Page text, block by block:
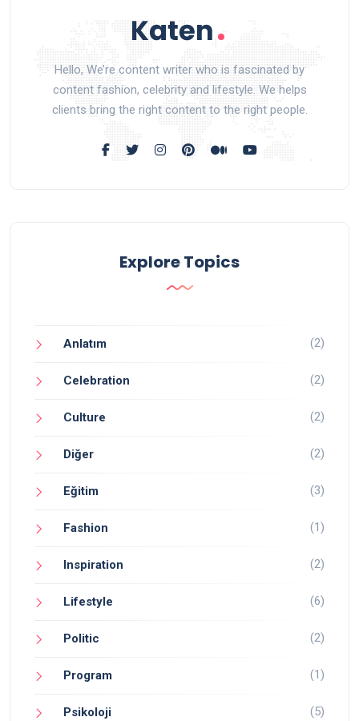
Hello, We’re content writer who is fascinated by
content fashion, celebrity and lifestyle. We helps
clients bring the right content to the right people.
Explore Topics
Anlatım (2)
Celebration (2)
Culture (2)
Diğer (2)
Eğitim (3)
Fashion (1)
Inspiration (2)
Lifestyle (6)
Politic (2)
Program (1)
Psikoloji (5)